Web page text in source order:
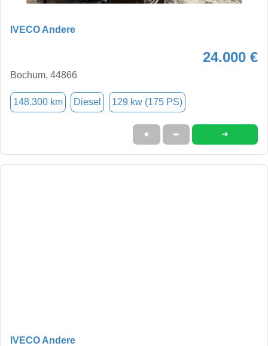
IVECO Andere
24.000 €
Bochum, 44866
148.300 km Diesel 129 kw (175 PS)
★ ➦ ➜
IVECO Andere